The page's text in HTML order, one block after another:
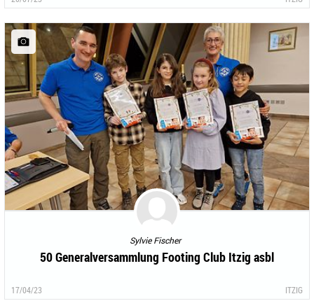
Sylvie Fischer
50 Generalversammlung Footing Club Itzig asbl
17/04/23 ITZIG